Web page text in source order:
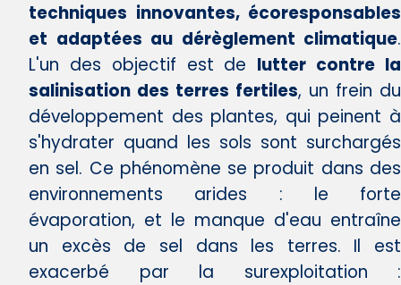
techniques innovantes, écoresponsables
et adaptées au dérèglement climatique.
L'un des objectif est de lutter contre la
salinisation des terres fertiles, un frein du
développement des plantes, qui peinent à
s'hydrater quand les sols sont surchargés
en sel. Ce phénomène se produit dans des
environnements arides : le forte
évaporation, et le manque d'eau entraîne
un excès de sel dans les terres. Il est
exacerbé par la surexploitation :